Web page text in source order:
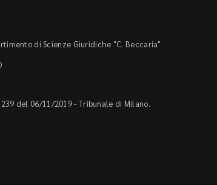
di Scienze Giuridiche "C. Beccaria"
del 06/11/2019 - Tribunale di Milano.